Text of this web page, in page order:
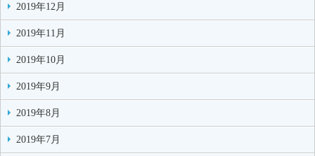
2019年12月
2019年11月
2019年10月
2019年9月
2019年8月
2019年7月